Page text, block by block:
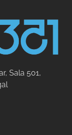
Sala 501,